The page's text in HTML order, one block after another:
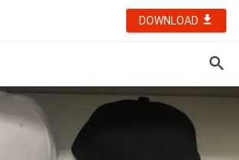
DOWNLOAD